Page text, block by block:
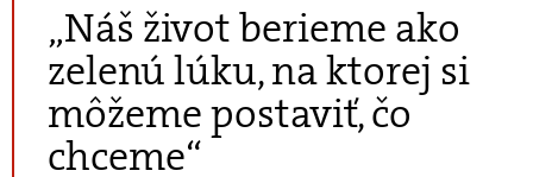
„Náš život berieme ako
zelenú lúku, na ktorej si
môžeme postaviť, čo
chceme“